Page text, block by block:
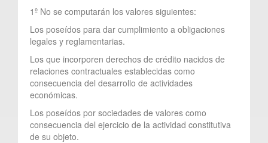
1º No se computarán los valores siguientes:
Los poseídos para dar cumplimiento a obligaciones
legales y reglamentarias.
Los que incorporen derechos de crédito nacidos de
relaciones contractuales establecidas como
consecuencia del desarrollo de actividades
económicas.
Los poseídos por sociedades de valores como
consecuencia del ejercicio de la actividad constitutiva
de su objeto.